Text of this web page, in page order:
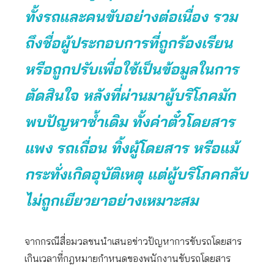
ทั้งรถและคนขับอย่างต่อเนื่อง รวม
ถึงชื่อผู้ประกอบการที่ถูกร้องเรียน
หรือถูกปรับเพื่อใช้เป็นข้อมูลในการ
ตัดสินใจ หลังที่ผ่านมาผู้บริโภคมัก
พบปัญหาซ้ำเดิม ทั้งค่าตั๋วโดยสาร
แพง รถเถื่อน ทิ้งผู้โดยสาร หรือแม้
กระทั่งเกิดอุบัติเหตุ แต่ผู้บริโภคกลับ
ไม่ถูกเยียวยาอย่างเหมาะสม
จากกรณีสื่อมวลชนนำเสนอข่าวปัญหาการขับรถโดยสาร
เกินเวลาที่กฎหมายกำหนดของพนักงานขับรถโดยสาร